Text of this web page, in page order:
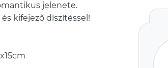
jelenete.
kifejező díszítéssel!